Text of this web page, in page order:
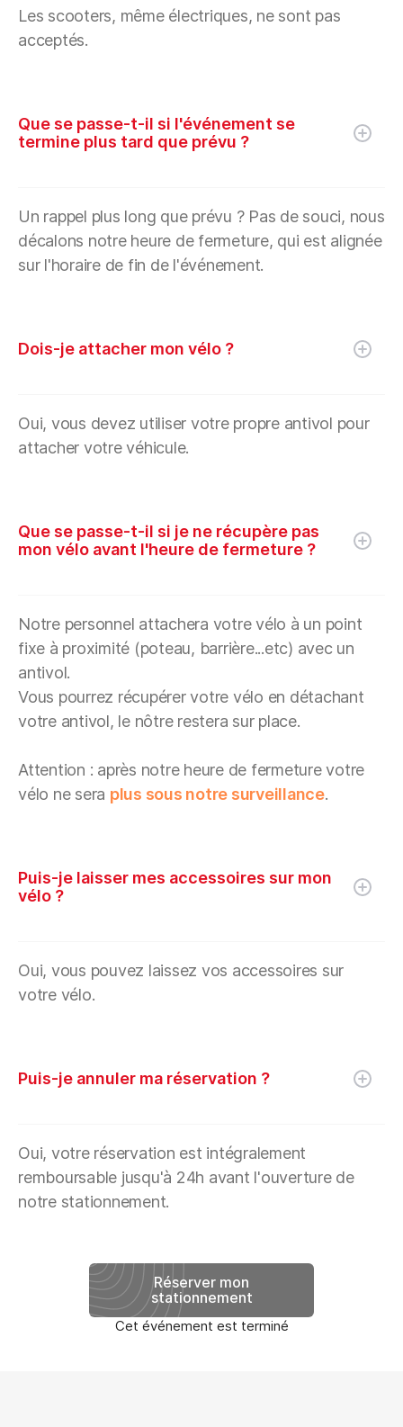
Les scooters, même électriques, ne sont pas
acceptés.
Que se passe-t-il si l'événement se
termine plus tard que prévu ?
Un rappel plus long que prévu ? Pas de souci, nous
décalons notre heure de fermeture, qui est alignée
sur l'horaire de fin de l'événement.
Dois-je attacher mon vélo ?
Oui, vous devez utiliser votre propre antivol pour
attacher votre véhicule.
Que se passe-t-il si je ne récupère pas
mon vélo avant l'heure de fermeture ?
Notre personnel attachera votre vélo à un point
fixe à proximité (poteau, barrière...etc) avec un
antivol.
Vous pourrez récupérer votre vélo en détachant
votre antivol, le nôtre restera sur place.
Attention : après notre heure de fermeture votre
vélo ne sera plus sous notre surveillance.
Puis-je laisser mes accessoires sur mon
vélo ?
Oui, vous pouvez laissez vos accessoires sur
votre vélo.
Puis-je annuler ma réservation ?
Oui, votre réservation est intégralement
remboursable jusqu'à 24h avant l'ouverture de
notre stationnement.
Réserver mon
stationnement
Cet événement est terminé